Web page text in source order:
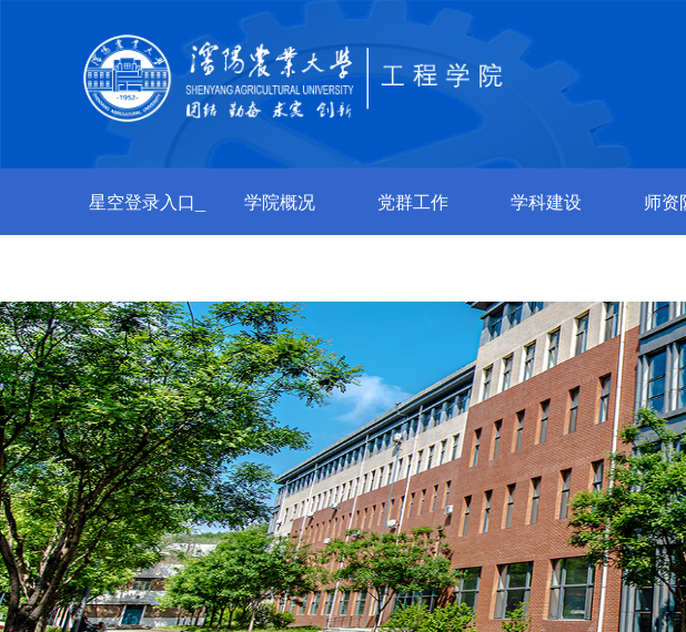
星空登录入口_ 学院概况 党群工作 学科建设 师资